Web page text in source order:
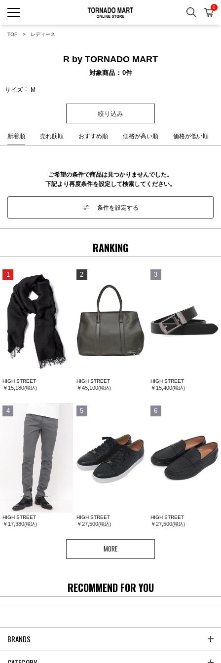
検索 カ
0
TOP レディース
R by TORNADO MART
対象商品 0件
サイズ M
絞り込み
新着順 売れ筋順 おすすめ順 価格が高い順 価格が低い順
ご希望の条件で商品は見つかりませんでした。
下記より再度条件を設定して検索してください。
条件を設定する
RANKING
1
HIGH STREET
￥15,180(税込)
2
HIGH STREET
￥45,100(税込)
3
HIGH STREET
￥15,400(税込)
4
HIGH STREET
￥17,380(税込)
5
HIGH STREET
￥27,500(税込)
6
HIGH STREET
￥27,500(税込)
MORE
RECOMMEND FOR YOU
BRANDS